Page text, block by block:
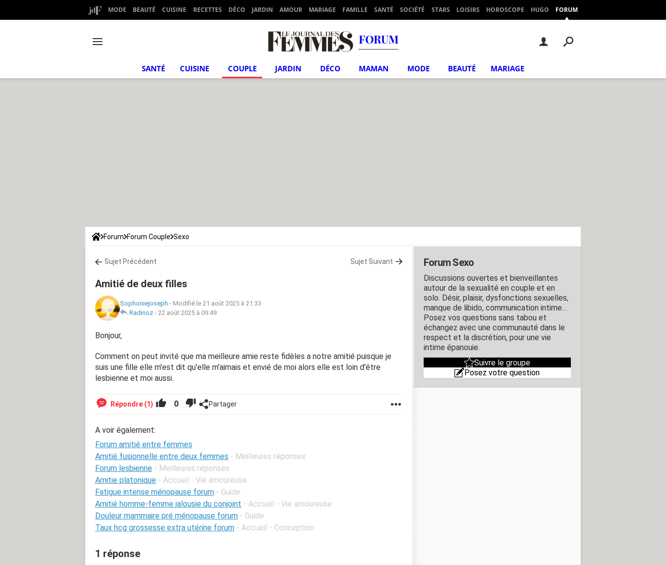
MODE BEAUTÉ CUISINE RECETTES DÉCO JARDIN AMOUR MARIAGE FAMILLE SANTÉ SOCIÉTÉ STARS LOISIRS HOROSCOPE HUGO FORUM
FORUM
SANTÉ CUISINE COUPLE JARDIN DÉCO MAMAN MODE BEAUTÉ MARIAGE
Forum Forum Couple Sexo
Sujet Précédent Sujet Suivant
Amitié de deux filles
Sophoniejoseph - Modifié le 21 août 2025 à 21:33
Radinoz - 22 août 2025 à 09:49
Bonjour,
Comment on peut invité que ma meilleure amie reste fidèles a notre amitié puisque je
suis une fille elle m'est dit qu'elle m'aimais et envié de moi alors elle est loin d'être
lesbienne et moi aussi.
Répondre (1) 0 Partager
A voir également:
Forum amitié entre femmes
Amitié fusionnelle entre deux femmes - Meilleures réponses
Forum lesbienne - Meilleures réponses
Amitie platonique - Accueil - Vie amoureuse
Fatigue intense ménopause forum - Guide
Amitié homme-femme jalousie du conjoint - Accueil - Vie amoureuse
Douleur mammaire pré ménopause forum - Guide
Taux hcg grossesse extra utérine forum - Accueil - Conception
1 réponse
Forum Sexo
Discussions ouvertes et bienveillantes
autour de la sexualité en couple et en
solo. Désir, plaisir, dysfonctions sexuelles,
manque de libido, communication intime…
Posez vos questions sans tabou et
échangez avec une communauté dans le
respect et la discrétion, pour une vie
intime épanouie.
Suivre le groupe
Posez votre question